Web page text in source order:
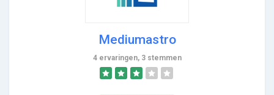
Mediumastro
4 ervaringen, 3 stemmen